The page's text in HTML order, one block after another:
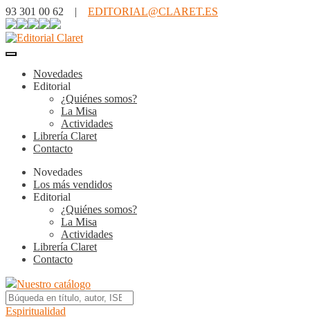
93 301 00 62 | EDITORIAL@CLARET.ES
Novedades
Editorial
¿Quiénes somos?
La Misa
Actividades
Librería Claret
Contacto
Novedades
Los más vendidos
Editorial
¿Quiénes somos?
La Misa
Actividades
Librería Claret
Contacto
Nuestro catálogo
Espiritualidad